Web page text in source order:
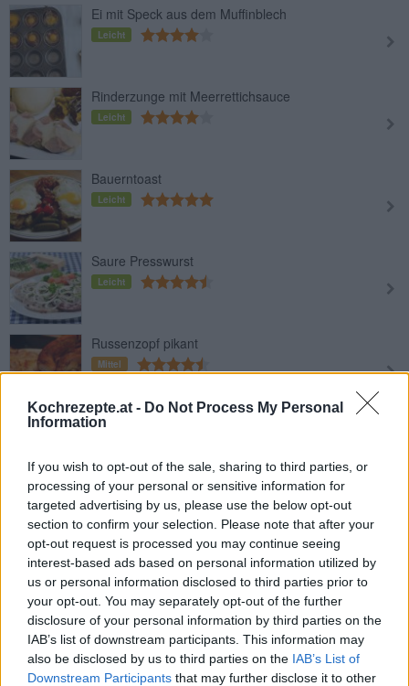
Kochrezepte.at - Do Not Process My Personal
Information
If you wish to opt-out of the sale, sharing to third parties, or
processing of your personal or sensitive information for
targeted advertising by us, please use the below opt-out
section to confirm your selection. Please note that after your
opt-out request is processed you may continue seeing
interest-based ads based on personal information utilized by
us or personal information disclosed to third parties prior to
your opt-out. You may separately opt-out of the further
disclosure of your personal information by third parties on the
IAB’s list of downstream participants. This information may
also be disclosed by us to third parties on the IAB’s List of
Downstream Participants that may further disclose it to other
Ei mit Speck aus dem Muffinblech
Leicht
Rinderzunge mit Meerrettichsauce
Leicht
Bauerntoast
Leicht
Saure Presswurst
Leicht
Russenzopf pikant
Mittel
Gauchotoast
Steirische Brettljause
Leicht
Spargel mit Rehschinken und
überbackenen Käse
Mittel
Blechtoast